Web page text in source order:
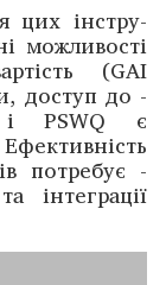
цих інстру­
можливості
(GAI
доступ до
PSWQ є
потребує
інтеграції